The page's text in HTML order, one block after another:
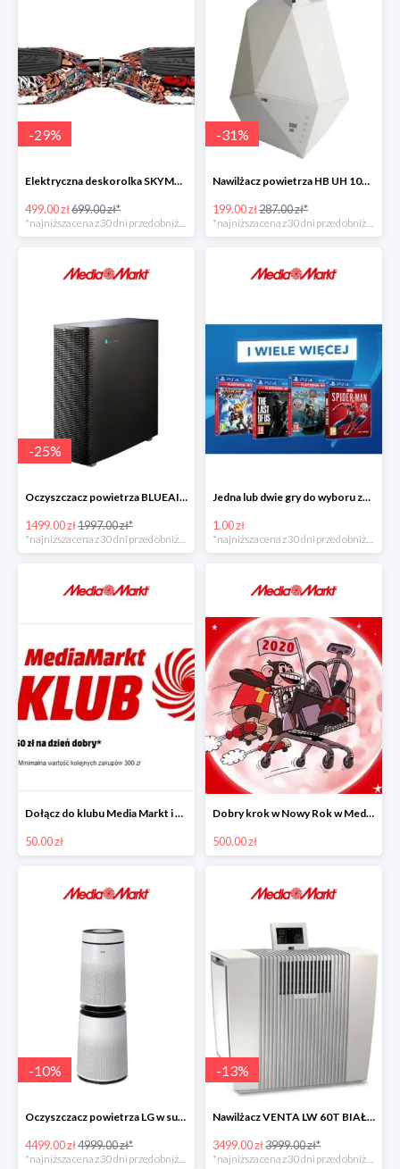
-29%
Elektryczna deskorolka SKYMASTER Wheels 7 Evo Smart Graffiti brawl
499.00 zł699.00 zł*
-31%
Nawilżacz powietrza HB UH 1065 W
199.00 zł287.00 zł*
-25%
Oczyszczacz powietrza BLUEAIR Sense Plus Black
1499.00 zł1997.00 zł*
Jedna lub dwie gry do wyboru za 1 zł
1.00 zł
Dołącz do klubu Media Markt i odbierz 50 zł rabatu
50.00 zł
Dobry krok w Nowy Rok w Media Markt - oszczędź nawet 500 zł
500.00 zł
-10%
Oczyszczacz powietrza LG w super cenie
4499.00 zł4999.00 zł*
-13%
Nawilżacz VENTA LW 60T BIAŁY w super cenie
3499.00 zł3999.00 zł*